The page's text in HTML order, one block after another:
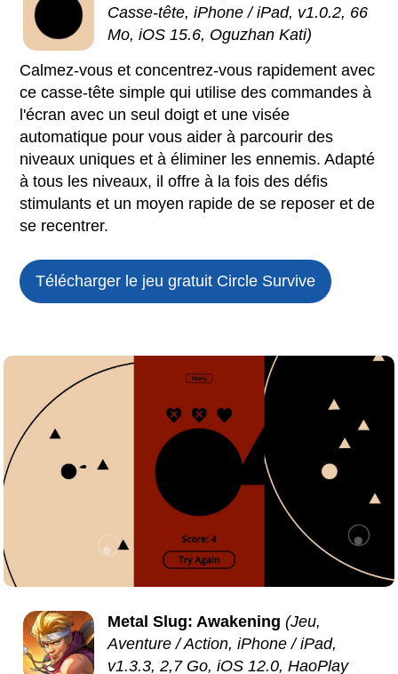
Casse-tête, iPhone / iPad, v1.0.2, 66
Mo, iOS 15.6, Oguzhan Kati)
Calmez-vous et concentrez-vous rapidement avec
ce casse-tête simple qui utilise des commandes à
l'écran avec un seul doigt et une visée
automatique pour vous aider à parcourir des
niveaux uniques et à éliminer les ennemis. Adapté
à tous les niveaux, il offre à la fois des défis
stimulants et un moyen rapide de se reposer et de
se recentrer.
Télécharger le jeu gratuit Circle Survive
Metal Slug: Awakening (Jeu,
Aventure / Action, iPhone / iPad,
v1.3.3, 2,7 Go, iOS 12.0, HaoPlay